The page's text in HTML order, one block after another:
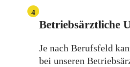
4
Betriebsärztliche
Je nach Berufsfeld
bei unseren